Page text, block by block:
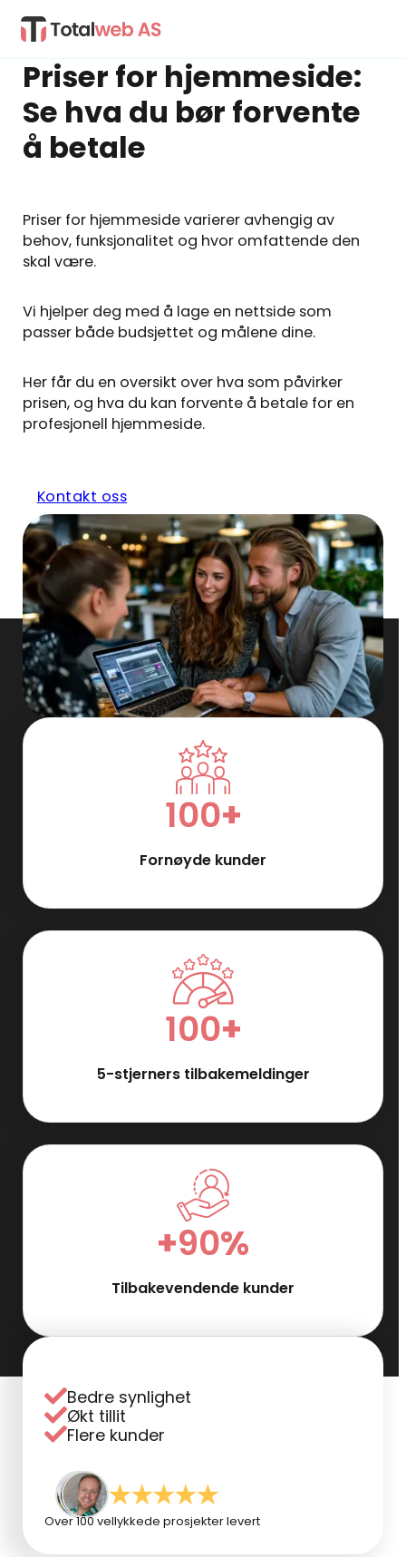
Priser for hjemmeside:
Se hva du bør forvente
å betale
Priser for hjemmeside varierer avhengig av
behov, funksjonalitet og hvor omfattende den
skal være.
Vi hjelper deg med å lage en nettside som
passer både budsjettet og målene dine.
Her får du en oversikt over hva som påvirker
prisen, og hva du kan forvente å betale for en
profesjonell hjemmeside.
Kontakt oss
100+
Fornøyde kunder
100+
5-stjerners tilbakemeldinger
+90%
Tilbakevendende kunder
Bedre synlighet
Økt tillit
Flere kunder
Over 100 vellykkede prosjekter levert